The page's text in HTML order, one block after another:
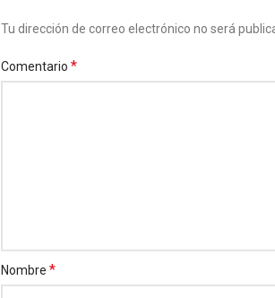
Tu dirección de correo electrónico no será
Comentario *
Nombre *